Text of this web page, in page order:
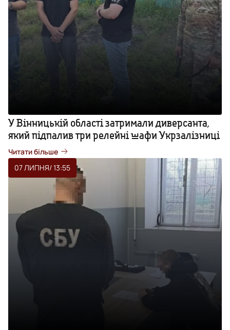
У Вінницькій області затримали диверсанта,
який підпалив три релейні шафи Укрзалізниці
Читати більше
07 ЛИПНЯ/ 13:55